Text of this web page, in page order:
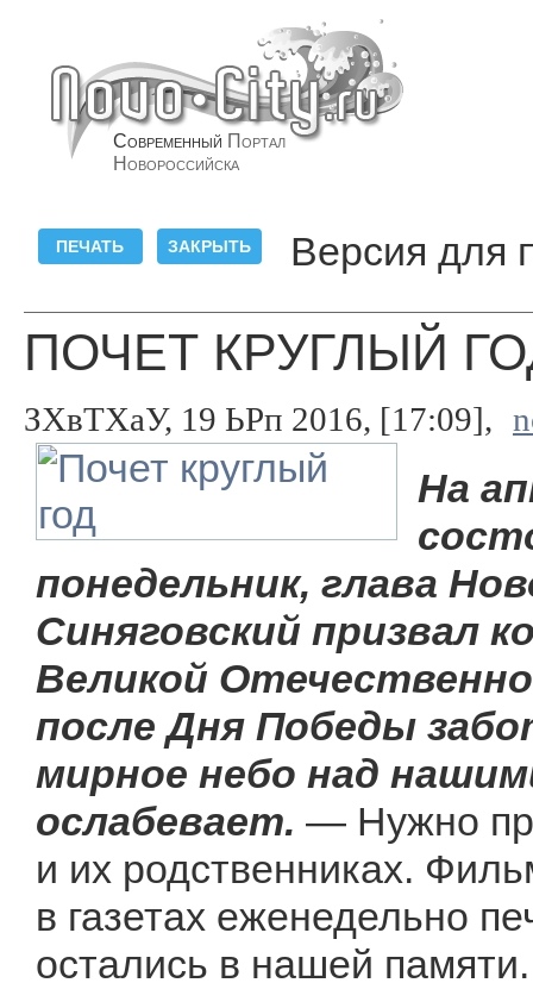
Современный Портал
Новороссийска
Версия для
ПОЧЕТ КРУГЛЫЙ
ЗХвТХаУ, 19 ЬРп 2016, [17:09],
На
понедельник, глава
Синяговский призвал
Великой
после Дня Победы
мирное небо над
ослабевает. — Нужно
и их родственниках.
в газетах еженедельно
остались в нашей